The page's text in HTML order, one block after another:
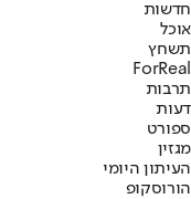
חדשות
אוכל
תשחץ
ForReal
תרבות
דעות
ספורט
מגזין
העיתון היומי
הורוסקופ